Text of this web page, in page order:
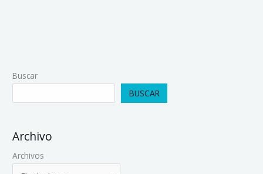
Buscar
BUSCAR
Archivo
Archivos